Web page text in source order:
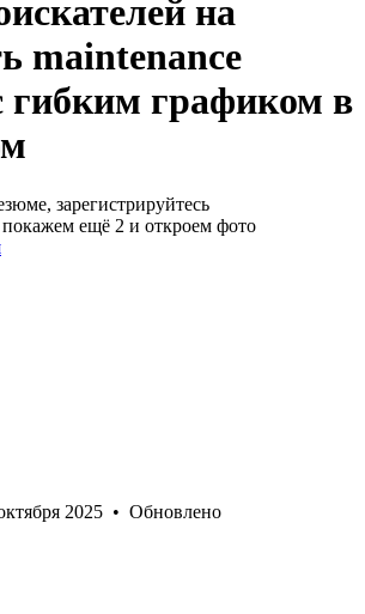
на
maintenance
гибким графиком в
зарегистрируйтесь
ещё 2 и откроем фото
2025 • Обновлено